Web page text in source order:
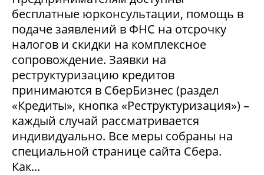
бесплатные юрконсультации, помощь в
подаче заявлений в ФНС на отсрочку
налогов и скидки на комплексное
сопровождение. Заявки на
реструктуризацию кредитов
принимаются в СберБизнес (раздел
«Кредиты», кнопка «Реструктуризация») –
каждый случай рассматривается
индивидуально. Все меры собраны на
специальной странице сайта Сбера.
Как...